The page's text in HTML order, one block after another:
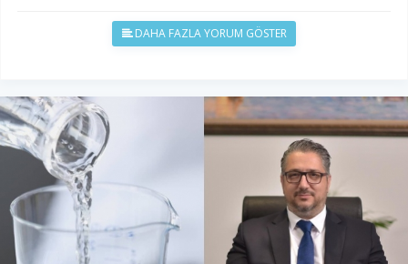
DAHA FAZLA YORUM GÖSTER